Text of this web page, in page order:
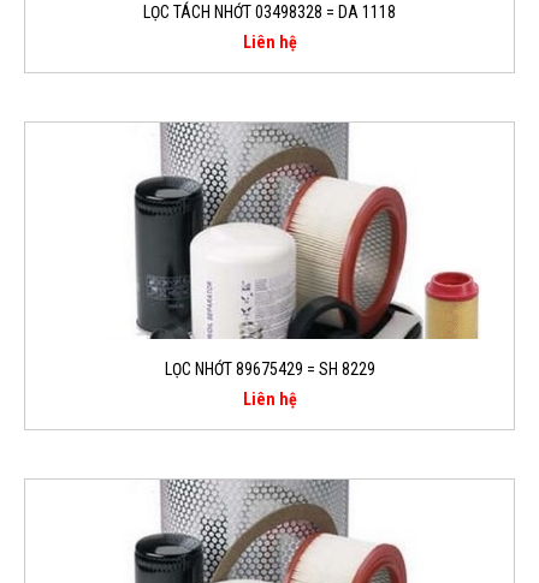
LỌC TÁCH NHỚT 03498328 = DA 1118
Liên hệ
LỌC NHỚT 89675429 = SH 8229
Liên hệ